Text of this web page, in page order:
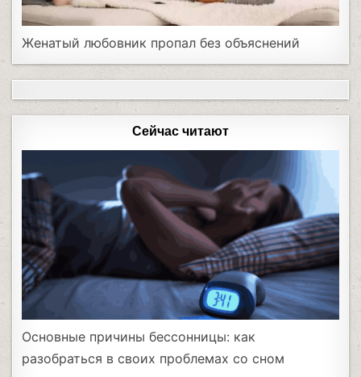
Женатый любовник пропал без объяснений
Сейчас читают
Основные причины бессонницы: как
разобраться в своих проблемах со сном